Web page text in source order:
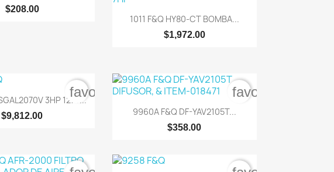
$208.00
 Vista rápida
1011 F&Q HY80-CT BOMBA...
$1,972.00
Vista rápida3HP 127V...
$9,812.00
favorite_border
 Vista rápida
9960A F&Q DF-YAV2105T...
$358.00
favorite_border